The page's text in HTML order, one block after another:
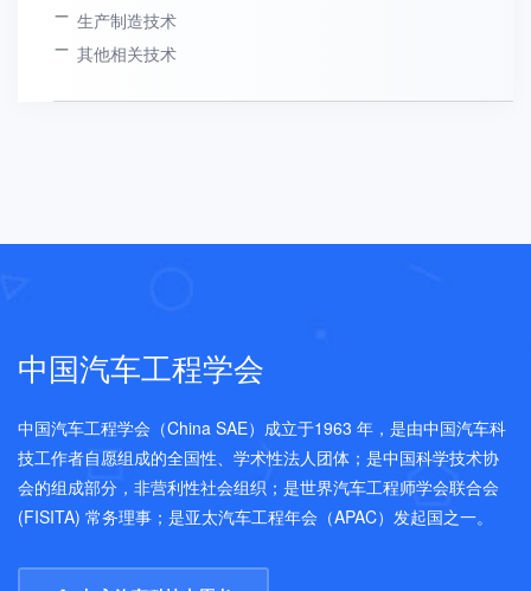
生产制造技术
其他相关技术
中国汽车工程学会
中国汽车工程学会（China SAE）成立于1963 年，是由中国汽车科
技工作者自愿组成的全国性、学术性法人团体；是中国科学技术协
会的组成部分，非营利性社会组织；是世界汽车工程师学会联合会
(FISITA) 常务理事；是亚太汽车工程年会（APAC）发起国之一。